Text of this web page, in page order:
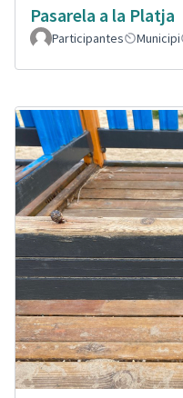
Pasarela a la Platja
Participantes
Municipi